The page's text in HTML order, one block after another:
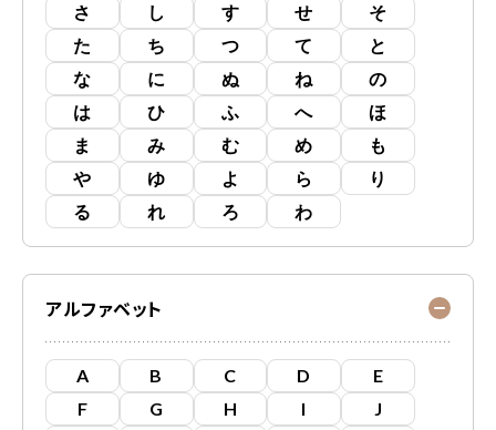
さ
し す せ
そ
た
ち つ て
と
な
に ぬ ね
の
は
ひ ふ へ
ほ
ま
み む め
も
や
ゆ よ ら
り
る
れ ろ わ
アルファベット
A B C D
E
F
G H I
J